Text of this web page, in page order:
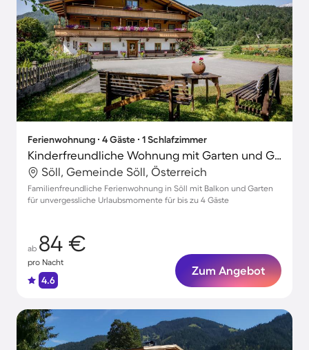
Ferienwohnung ∙ 4 Gäste ∙ 1 Schlafzimmer
Kinderfreundliche Wohnung mit Garten und Grill
Söll, Gemeinde Söll, Österreich
Familienfreundliche Ferienwohnung in Söll mit Balkon und Garten
für unvergessliche Urlaubsmomente für bis zu 4 Gäste
ab 84 €
pro Nacht
4.6
Zum Angebot